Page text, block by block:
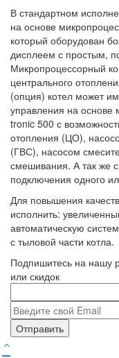
В стандартном
на основе
который оборудован
дисплеем с простым,
Микропроцессорный
центрального
(опция) котел может
управления на основе
tronic 500 с
отопления (ЦО),
(ГВС), насосом
смешивания. А так же
подключения одного
Для повышения
исполнить:
автоматическую
с тыловой части котла.
Подпишитесь на нашу
или скидок
Отправить